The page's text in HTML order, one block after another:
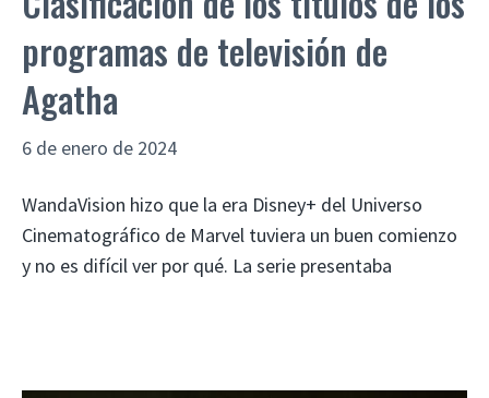
programas de televisión de
Agatha
6 de enero de 2024
WandaVision hizo que la era Disney+ del Universo
Cinematográfico de Marvel tuviera un buen comienzo
y no es difícil ver por qué. La serie presentaba